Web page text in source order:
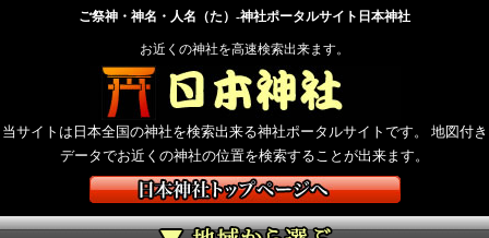
ご祭神・神名・人名（た）-神社ポータルサイト日本神社
お近くの神社を高速検索出来ます。
当サイトは日本全国の神社を検索出来る神社ポータルサイトです。 地図付き
データでお近くの神社の位置を検索することが出来ます。